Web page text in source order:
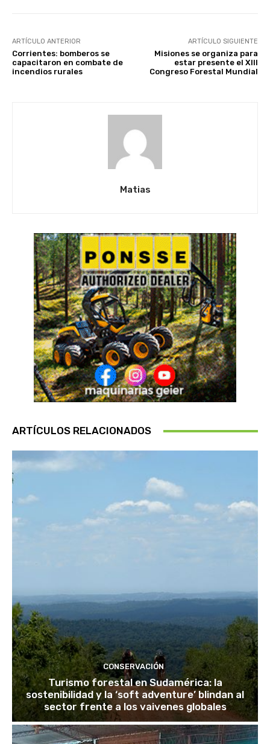
ARTÍCULO ANTERIOR
Corrientes: bomberos se
capacitaron en combate de
incendios rurales
ARTÍCULO SIGUIENTE
Misiones se organiza para
estar presente el XIII
Congreso Forestal Mundial
Matias
ARTÍCULOS RELACIONADOS
CONSERVACIÓN
Turismo forestal en Sudamérica: la
sostenibilidad y la ‘soft adventure’ blindan al
sector frente a los vaivenes globales